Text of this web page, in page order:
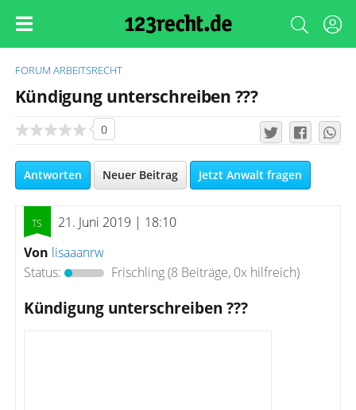
FORUM ARBEITSRECHT
Kündigung unterschreiben ???
0
Antworten Neuer Beitrag Jetzt Anwalt fragen
21. Juni 2019 | 18:10
Von lisaaanrw
Status:
Frischling(8 Beiträge, 0x hilfreich)
Kündigung unterschreiben ???